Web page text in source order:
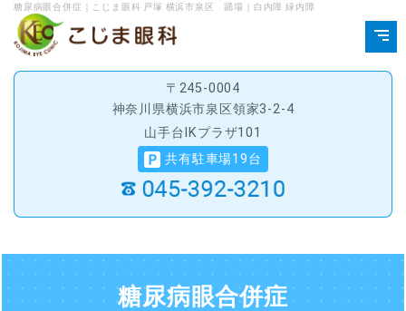
糖尿病眼合併症｜こじま眼科 戸塚 横浜市泉区 踊場｜白内障 緑内障
〒245-0004
神奈川県横浜市泉区領家3-2-4
山手台IKプラザ101
共有駐車場19台
糖尿病眼合併症